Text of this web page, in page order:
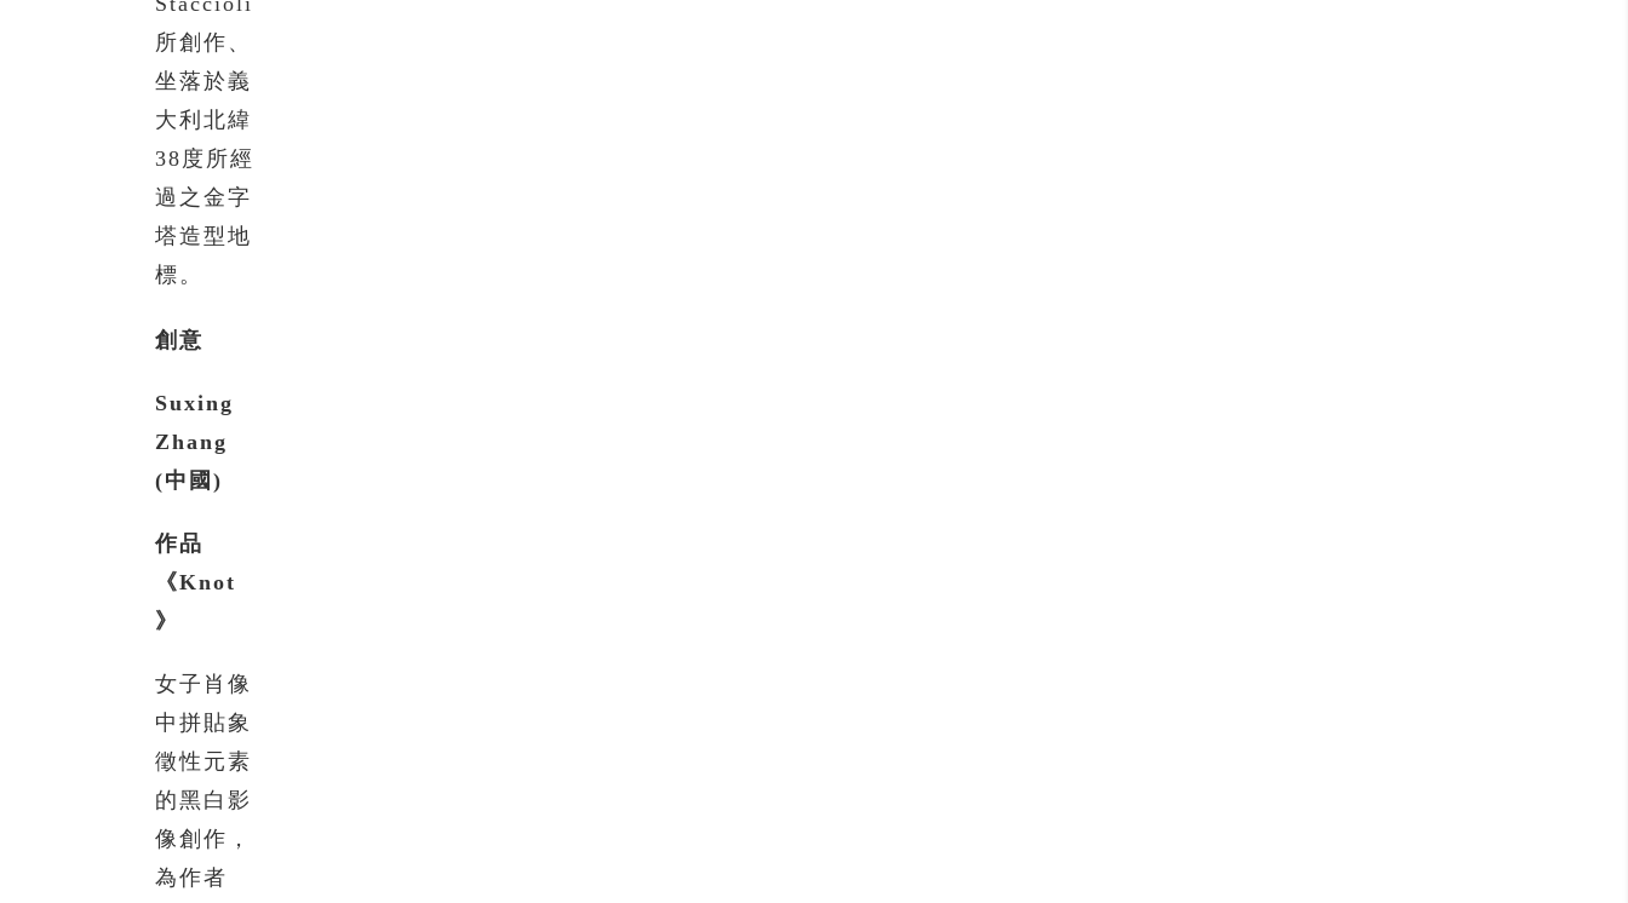
所創作、
坐落於義
大利北緯
38度所經
過之金字
塔造型地
標。
創意
Suxing
Zhang
(中國 )
作品
《Knot
》
女子肖像
中拼貼象
徵性元素
的黑白影
像創作，
為作者